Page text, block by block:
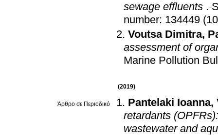
sewage effluents .
number: 134449
Voutsa Dimitra,
assessment of
Marine Pollution
(2019)
Άρθρο σε Περιοδικό Pantelaki Ioanna,
retardants
wastewater and